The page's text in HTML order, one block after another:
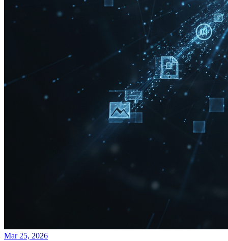
Mar 25, 2026